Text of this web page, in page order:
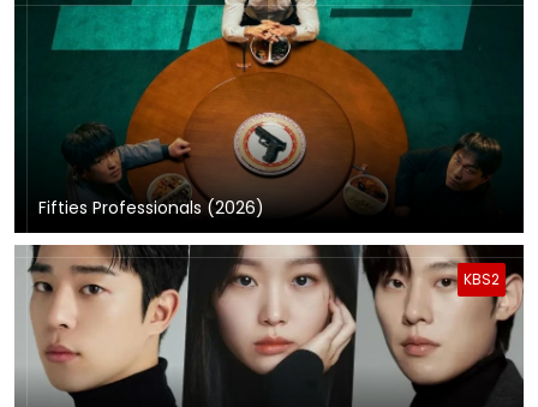
Fifties Professionals (2026)
KBS2